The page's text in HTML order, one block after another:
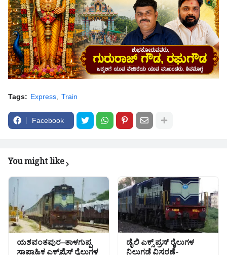
Tags: Express Train
Facebook
You might like
ಯಶವಂತಪುರ–ತಾಳಗುಪ್ಪ ಡೈಲಿ ಎಕ್ಸ್ ಪ್ರಸ್ ರೈಲುಗಳ